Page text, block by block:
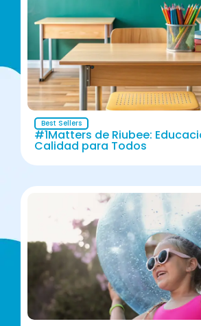
Best Sellers
#1Matters de Riubee:
Calidad para Todos